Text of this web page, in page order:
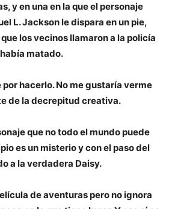
y en una en la que el personaje
L. Jackson le dispara en un pie,
los vecinos llamaron a la policía
matado.
por hacerlo. No me gustaría verme
de la decrepitud creativa.
que no todo el mundo puede
es un misterio y con el paso del
a la verdadera Daisy.
de aventuras pero no ignora